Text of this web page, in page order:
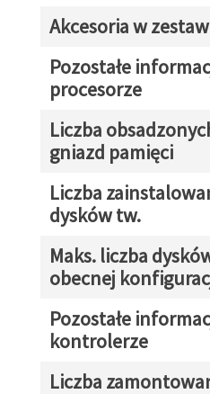
Akcesoria w
Pozostałe
procesorze
Liczba
gniazd pamięci
Liczba
dysków tw.
Maks. liczba
obecnej
Pozostałe
kontrolerze
Liczba